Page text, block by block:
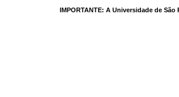
IMPORTANTE: A Universidade de